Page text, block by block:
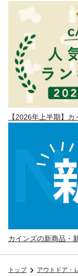
【2026年上半期】
カインズの新商品・
トップ
アウトドア・